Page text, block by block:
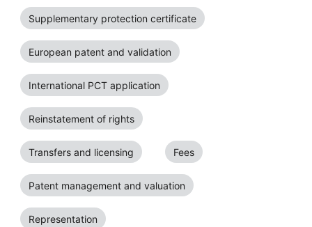
Supplementary protection certificate
European patent and validation
International PCT application
Reinstatement of rights
Transfers and licensing Fees
Patent management and valuation
Representation